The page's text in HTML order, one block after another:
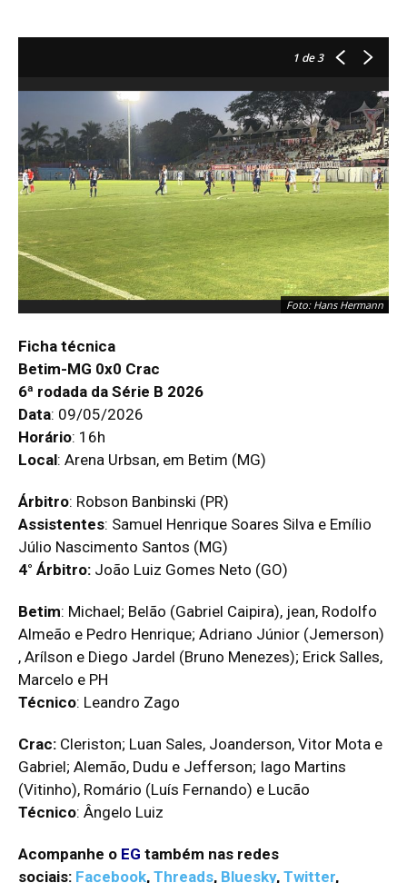
1 de 3
Foto: Hans Hermann
Ficha técnica
Betim-MG 0x0 Crac
6ª rodada da Série B 2026
Data: 09/05/2026
Horário: 16h
Local: Arena Urbsan, em Betim (MG)
Árbitro: Robson Banbinski (PR)
Assistentes: Samuel Henrique Soares Silva e Emílio
Júlio Nascimento Santos (MG)
4° Árbitro: João Luiz Gomes Neto (GO)
Betim: Michael; Belão (Gabriel Caipira), jean, Rodolfo
Almeão e Pedro Henrique; Adriano Júnior (Jemerson)
, Arílson e Diego Jardel (Bruno Menezes); Erick Salles,
Marcelo e PH
Técnico: Leandro Zago
Crac: Cleriston; Luan Sales, Joanderson, Vitor Mota e
Gabriel; Alemão, Dudu e Jefferson; Iago Martins
(Vitinho), Romário (Luís Fernando) e Lucão
Técnico: Ângelo Luiz
Acompanhe o EG também nas redes
sociais: Facebook, Threads, Bluesky, Twitter,